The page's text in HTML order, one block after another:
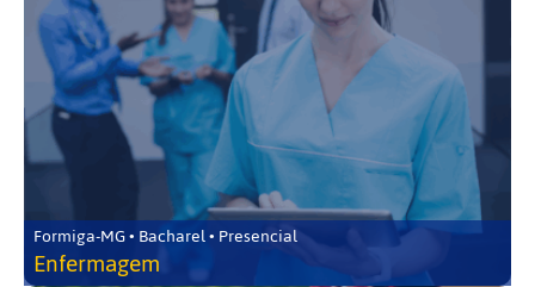
Formiga-MG • Bacharel • Presencial
Enfermagem